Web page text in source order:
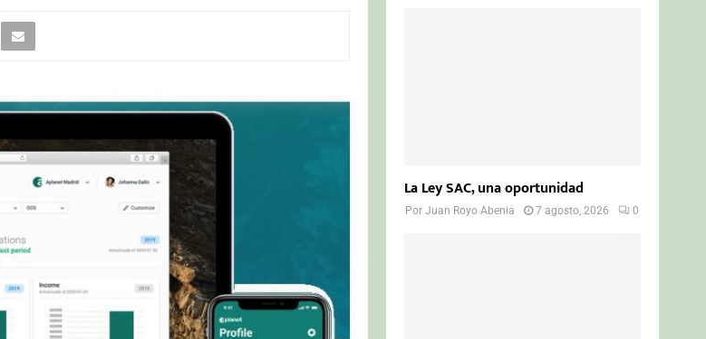
La Ley SAC, una oportunidad
PorJuan Royo Abenia 7 agosto, 2026 0